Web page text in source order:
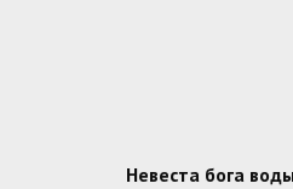
Невеста бога